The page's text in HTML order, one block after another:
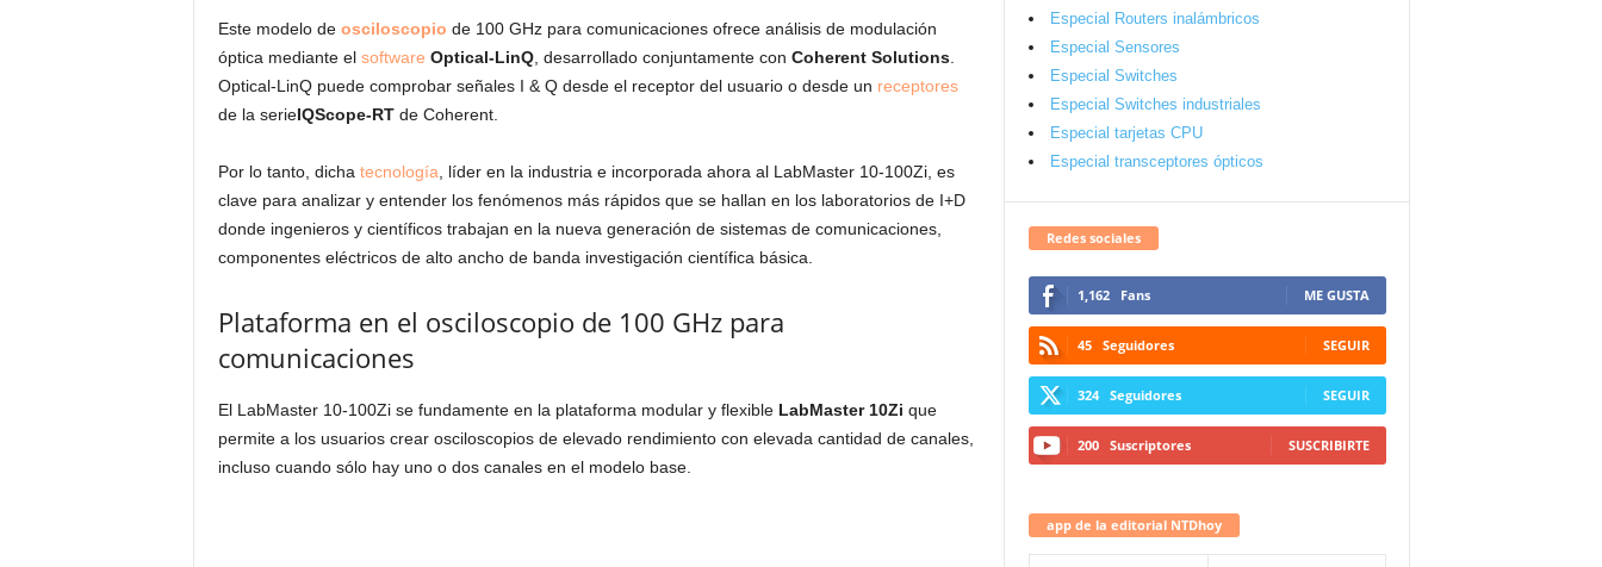
Este modelo de osciloscopio de 100 GHz para comunicaciones ofrece análisis de modulación
óptica mediante el software Optical-LinQ, desarrollado conjuntamente con Coherent Solutions.
Optical-LinQ puede comprobar señales I & Q desde el receptor del usuario o desde un receptores
de la serieIQScope-RTde Coherent.
Por lo tanto, dicha tecnología , líder en la industria e incorporada ahora al LabMaster 10-100Zi, es
clave para analizar y entender los fenómenos más rápidos que se hallan en los laboratorios de I+D
donde ingenieros y científicos trabajan en la nueva generación de sistemas de comunicaciones,
componentes eléctricos de alto ancho de banda investigación científica básica.
Plataforma en el osciloscopio de 100 GHz para
comunicaciones
El LabMaster 10-100Zi se fundamente en la plataforma modular y flexible LabMaster 10Zi que
permite a los usuarios crear osciloscopios de elevado rendimiento con elevada cantidad de canales,
incluso cuando sólo hay uno o dos canales en el modelo base.
Especial Routers inalámbricos
Especial Sensores
Especial Switches
Especial Switches industriales
Especial tarjetas CPU
Especial transceptores ópticos
Redes sociales
1,162 Fans ME GUSTA
45 Seguidores SEGUIR
324 Seguidores SEGUIR
200 Suscriptores SUSCRIBIRTE
app de la editorial NTDhoy